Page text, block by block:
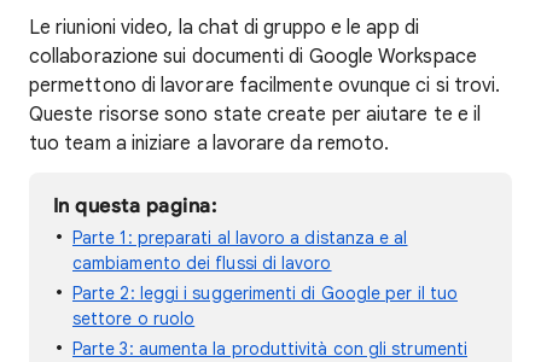
Le riunioni video, la chat di gruppo e le app di
collaborazione sui documenti di Google Workspace
permettono di lavorare facilmente ovunque ci si trovi.
Queste risorse sono state create per aiutare te e il
tuo team a iniziare a lavorare da remoto.
In questa pagina:
Parte 1: preparati al lavoro a distanza e al
cambiamento dei flussi di lavoro
Parte 2: leggi i suggerimenti di Google per il tuo
settore o ruolo
Parte 3: aumenta la produttività con gli strumenti